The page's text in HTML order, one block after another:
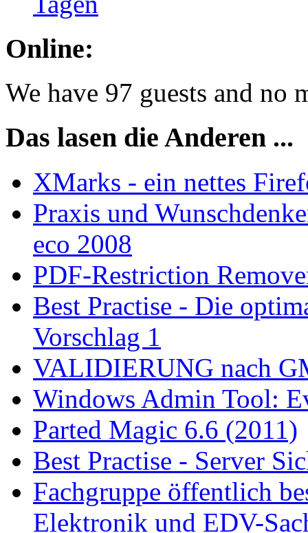
Online:
We have 97 guests and no
Das lasen die Anderen ...
XMarks - ein nettes
Praxis und
eco 2008
PDF-Restriction
Best Practise - Die
Vorschlag 1
VALIDIERUNG nach
Windows Admin Tool:
Parted Magic 6.6 (2011)
Best Practise - Server
Fachgruppe öffentlich
Elektronik und EDV-